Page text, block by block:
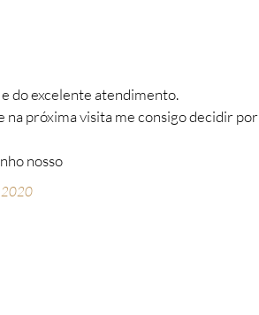
do excelente atendimento.
na próxima visita me consigo decidir por
nosso